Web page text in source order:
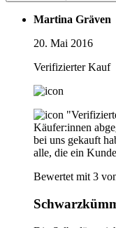
Martina Gräven
20. Mai 2016
Verifizierter Kauf
Käufer:innen
bei uns gekauft
alle, die ein
Bewertet mit 3